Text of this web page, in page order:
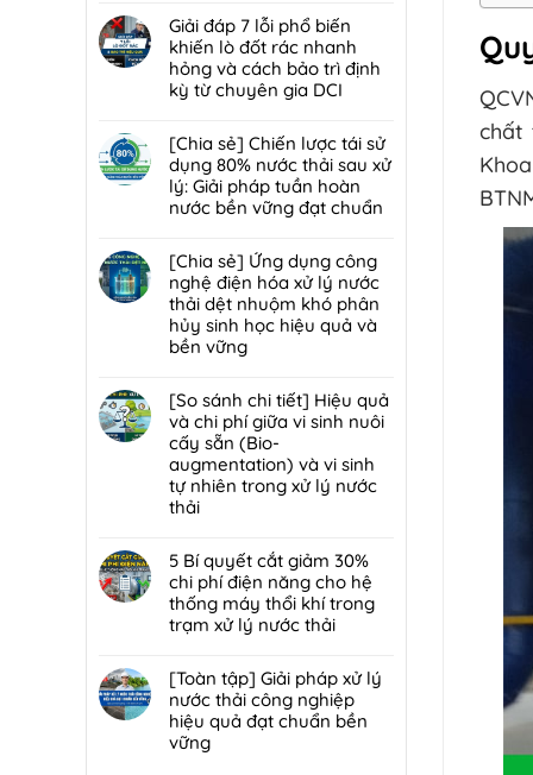
nghệ
Biofilter
kết
hợp
lọc:
Xử
lý
mùi
trung
chuyển
rác
hiệu
quả,
chuẩn
2026
có
bình
luận
ở
Giải
xử
lý
bùn
thải
hại:
Ép
bùn
khung
bản
hay
bùn
ly
tâm
tối
ưu
hơn
nhà
máy
quy
mô
vừa?
Giải đáp 7 lỗi phổ biến
khiến lò đốt rác nhanh
hỏng và cách bảo trì định
kỳ từ chuyên gia DCI
có
bình
luận
ở
Giải
7
lỗi
phổ
biến
khiến
đốt
rác
nhanh
hỏng
và
cách
bảo
định
kỳ
từ
chuyên
DCI
[Chia sẻ] Chiến lược tái sử
dụng 80% nước thải sau xử
lý: Giải pháp tuần hoàn
nước bền vững đạt chuẩn
có
bình
luận
ở
[Chia
sẻ]
lược
tái
sử
dụng
80%
nước
sau
xử
lý:
Giải
pháp
hoàn
nước
bền
vững
[Chia sẻ] Ứng dụng công
nghệ điện hóa xử lý nước
thải dệt nhuộm khó phân
hủy sinh học hiệu quả và
bền vững
có
bình
luận
ở
[Chia
sẻ]
Ứng
công
nghệ
điện
hóa
lý
nước
thải
dệt
nhuộm
[So sánh chi tiết] Hiệu quả
và chi phí giữa vi sinh nuôi
cấy sẵn (Bio-
augmentation) và vi sinh
tự nhiên trong xử lý nước
thải
có
bình
luận
ở
[So
chi
tiết]
Hiệu
quả
5 Bí quyết cắt giảm 30%
chi phí điện năng cho hệ
thống máy thổi khí trong
trạm xử lý nước thải
có
bình
luận
ở
[Toàn tập] Giải pháp xử lý
nước thải công nghiệp
hiệu quả đạt chuẩn bền
vững
chất